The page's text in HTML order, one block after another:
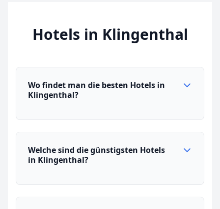
Hotels in Klingenthal
Wo findet man die besten Hotels in
Klingenthal?
Welche sind die günstigsten Hotels
in Klingenthal?